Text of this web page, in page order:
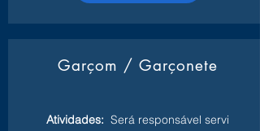
Garçom / Garçonete
Atividades: Será responsável servi